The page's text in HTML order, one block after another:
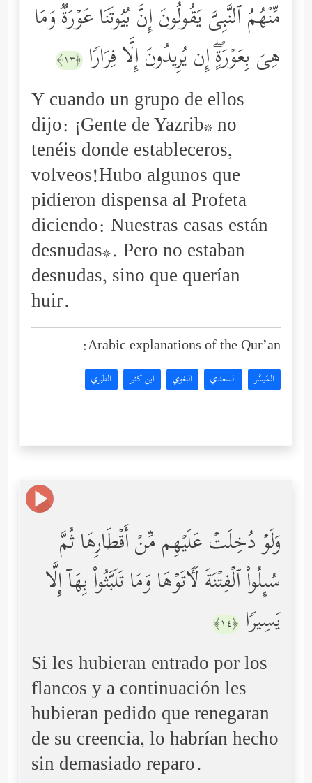
مِّنۡهُمُ ٱلنَّبِیَّ یَقُولُونَ إِنَّ بُیُوتَنَا عَوۡرَةࣱ وَمَا
هِیَ بِعَوۡرَةٍۖ إِن یُرِیدُونَ إِلَّا فِرَارࣰا ﴿١٣﴾
Y cuando un grupo de ellos
dijo: ¡Gente de Yazrib* no
tenéis donde estableceros,
volveos!Hubo algunos que
pidieron dispensa al Profeta
diciendo: Nuestras casas están
desnudas*. Pero no estaban
desnudas, sino que querían
huir.
Arabic explanations of the Qur’an:
المُيسَّر السعدي البغوي ابن كثير الطبري
وَلَوۡ دُخِلَتۡ عَلَیۡهِم مِّنۡ أَقۡطَارِهَا ثُمَّ
سُىِٕلُواْ ٱلۡفِتۡنَةَ لَـَٔاتَوۡهَا وَمَا تَلَبَّثُواْ بِهَاۤ إِلَّا
یَسِیرࣰا ﴿١٤﴾
Si les hubieran entrado por los
flancos y a continuación les
hubieran pedido que renegaran
de su creencia, lo habrían hecho
sin demasiado reparo.